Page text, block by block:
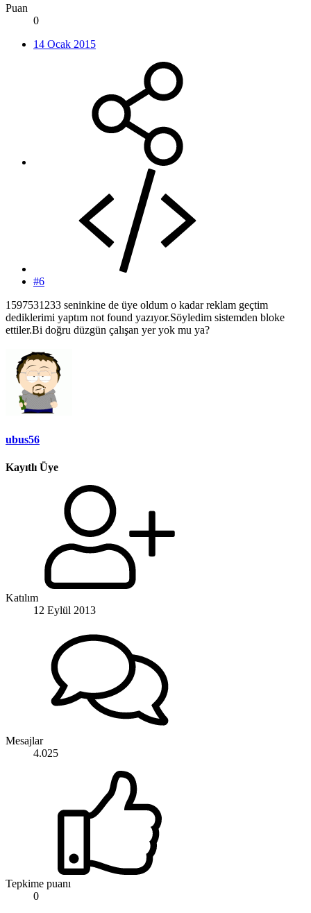
Puan
0
14 Ocak 2015
#6
1597531233 seninkine de üye oldum o kadar reklam geçtim
dediklerimi yaptım not found yazıyor.Söyledim sistemden bloke
ettiler.Bi doğru düzgün çalışan yer yok mu ya?
ubus56
Kayıtlı Üye
Katılım
12 Eylül 2013
Mesajlar
4.025
Tepkime puanı
0